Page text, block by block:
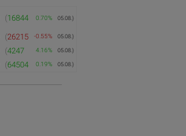
(16844 0.70% 05.08.)
(26215 -0.55% 05.08.)
(4247 4.16% 05.08.)
(64504 0.19% 05.08.)